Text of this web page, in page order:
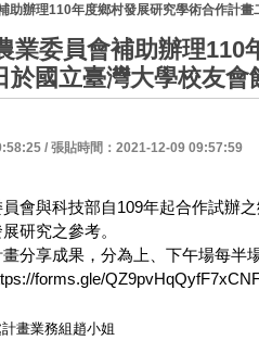
助辦理110年度鄉村發展研究學術合作計
業委員會補助辦理
國立臺灣大學校友會
/ 張貼時間：2021-12-09 09:57:59
會與科技部自109年起合作試辦
研究之參考。
分享成果，分為上、下午場每
forms.gle/
畫業務組趙小姐